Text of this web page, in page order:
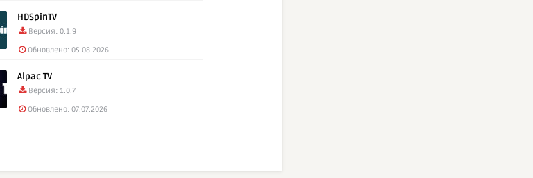
HDSpinTV
Версия: 0.1.9
Обновлено: 05.08.2026
Alpac TV
Версия: 1.0.7
Обновлено: 07.07.2026